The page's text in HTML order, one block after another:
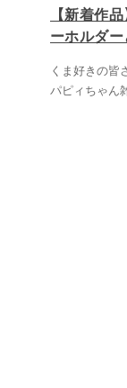
【新着作
ーホルダ
くま好きの皆
パピィちゃん